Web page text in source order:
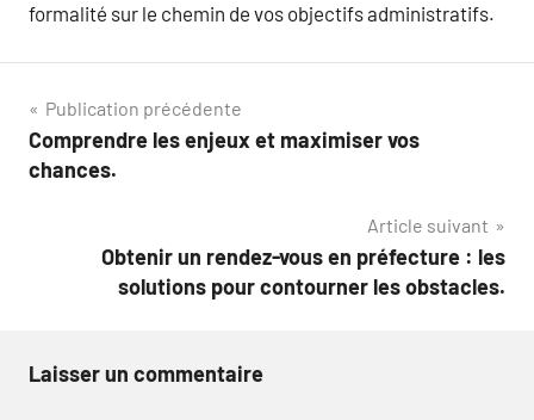
formalité sur le chemin de vos objectifs administratifs.
Navigation
de
Publication précédente
Comprendre les enjeux et maximiser vos
chances.
Article suivant
Obtenir un rendez-vous en préfecture : les
solutions pour contourner les obstacles.
Laisser un commentaire